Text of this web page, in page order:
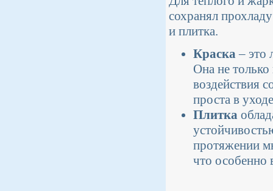
сохранял
и плитка.
Краска– это
Она не
воздействия
проста в
Плитка
протяжении
что особенно